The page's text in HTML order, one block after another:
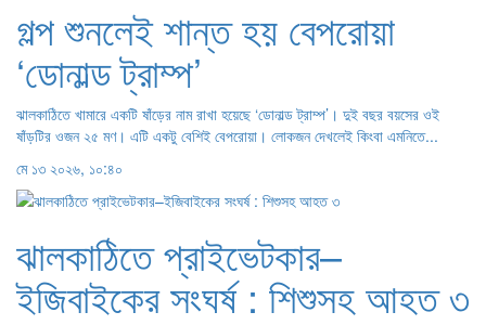
গল্প শুনলেই শান্ত হয় বেপরোয়া
‘ডোনাল্ড ট্রাম্প’
ঝালকাঠিতে খামারে একটি ষাঁড়ের নাম রাখা হয়েছে ‘ডোনাল্ড ট্রাম্প’। দুই বছর বয়সের ওই
ষাঁড়টির ওজন ২৫ মণ। এটি একটু বেশিই বেপরোয়া। লোকজন দেখলেই কিংবা এমনিতে...
মে ১৩ ২০২৬, ১০:৪০
ঝালকাঠিতে প্রাইভেটকার–
ইজিবাইকের সংঘর্ষ : শিশুসহ আহত ৩